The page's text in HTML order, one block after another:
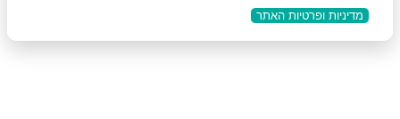
מדיניות ופרטיות האתר